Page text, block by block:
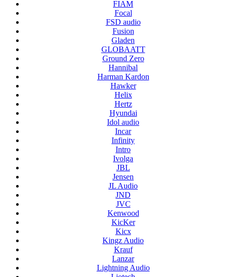
FIAM
Focal
FSD audio
Fusion
Gladen
GLOBAATT
Ground Zero
Hannibal
Harman Kardon
Hawker
Helix
Hertz
Hyundai
Idol audio
Incar
Infinity
Intro
Ivolga
JBL
Jensen
JL Audio
JND
JVC
Kenwood
KicKer
Kicx
Kingz Audio
Krauf
Lanzar
Lightning Audio